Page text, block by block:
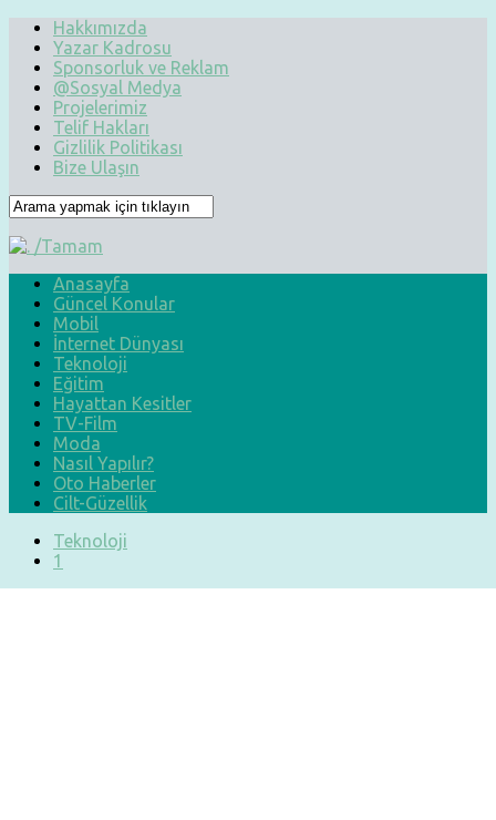
Hakkımızda
Yazar Kadrosu
Sponsorluk ve Reklam
@Sosyal Medya
Projelerimiz
Telif Hakları
Gizlilik Politikası
Bize Ulaşın
Anasayfa
Güncel Konular
Mobil
İnternet Dünyası
Teknoloji
Eğitim
Hayattan Kesitler
TV-Film
Moda
Nasıl Yapılır?
Oto Haberler
Cilt-Güzellik
Teknoloji
1